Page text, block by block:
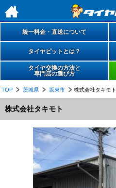
h
統一料金・直送について
タイヤピットとは？
タイヤ交換の方法と
専門店の選び方
TOP 茨城県 坂東市 株式会社タキモト
株式会社タキモト